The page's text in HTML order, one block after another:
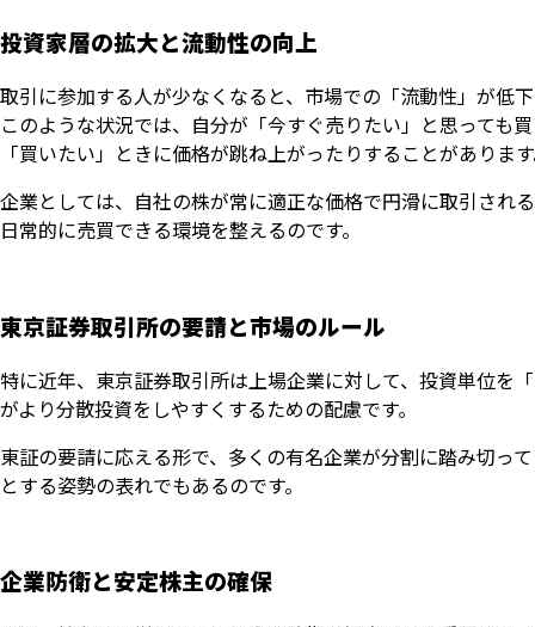
投資家層の拡大と流動性の向上
取引に参加する人が少なくなると、市場での「流動性」が低
このような状況では、自分が「今すぐ売りたい」と思っても
「買いたい」ときに価格が跳ね上がったりすることがありま
企業としては、自社の株が常に適正な価格で円滑に取引され
日常的に売買できる環境を整えるのです。
東京証券取引所の要請と市場のルール
特に近年、東京証券取引所は上場企業に対して、投資単位を
がより分散投資をしやすくするための配慮です。
東証の要請に応える形で、多くの有名企業が分割に踏み切っ
とする姿勢の表れでもあるのです。
企業防衛と安定株主の確保